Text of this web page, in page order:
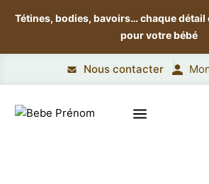
Tétines, bodies, bavoirs…chaque détail
pour votre bébé
Nous contacter